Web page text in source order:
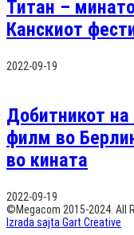
Титан –
Канскиот
2022-09-19
Добитникот на
филм во
во кината
2022-09-19
©Megacom 2015-2024. All
Izrada sajta Gart Creative